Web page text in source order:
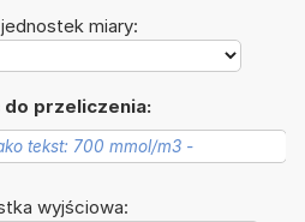
miary:
przeliczenia:
wyjściowa: